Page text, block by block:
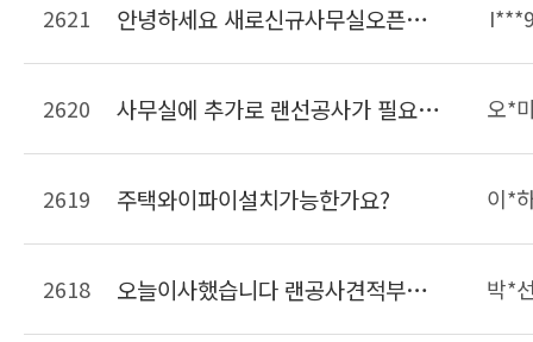
2621 안녕하세요 새로신규사무실오픈준비중인데요 현장방문해서 랜공사 견적가능한가요 랜공사 금액 비용을 알수있을가요 연락주세요~
2620 사무실에 추가로 랜선공사가 필요합니다.연락주세요 오*
2619 주택와이파이설치가능한가요? 이*
2618 오늘이사했습니다 랜공사견적부탁드려요 박*